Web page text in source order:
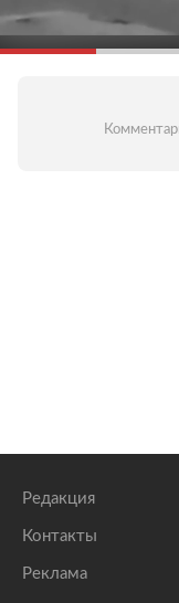
Редакция
Контакты
Реклама